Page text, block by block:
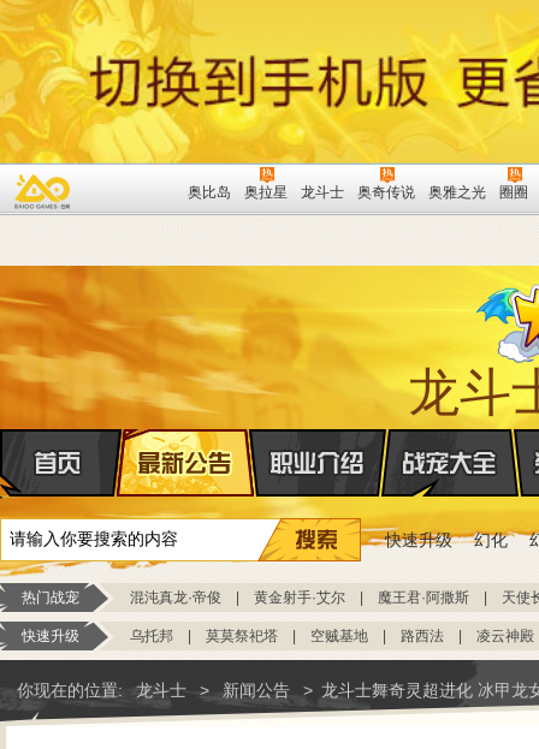
奥比岛 奥拉星 龙斗士 奥奇传说 奥雅之光 圈圈
龙斗
快速升级 幻化
热门战宠 混沌真龙·帝俊 黄金射手·艾尔 魔王君·阿撒斯 天使
快速升级 乌托邦 莫莫祭祀塔 空贼基地 路西法 凌云神殿
你现在的位置: 龙斗士 > 新闻公告 > 龙斗士舞奇灵超进化 冰甲龙